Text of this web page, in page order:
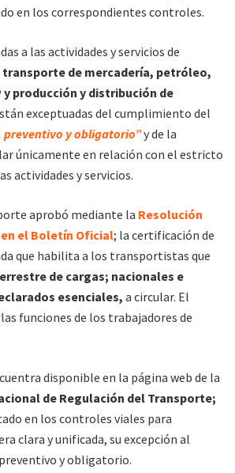
en los correspondientes controles.
a las actividades y servicios de
de mercadería, petróleo,
y producción y distribución de
exceptuadas del cumplimiento del
preventivo y obligatorio”y de la
únicamente en relación con el estricto
actividades y servicios.
aprobó mediante la Resolución
el Boletín Oficial; la certificación de
que habilita a los transportistas que
de cargas; nacionales e
esenciales, a circular. El
funciones de los trabajadores de
disponible en la página web de la
de Regulación del Transporte;
en los controles viales para
clara y unificada, su excepción al
y obligatorio.